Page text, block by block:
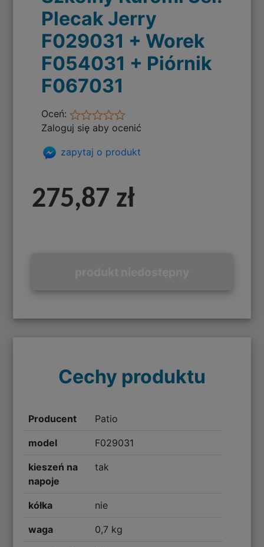
Plecak Jerry
F029031 + Worek
F054031 + Piórnik
F067031
Oceń:
Zaloguj się aby ocenić
zapytaj o produkt
275,87 zł
Cechy produktu
Producent Patio
model F029031
kieszeń na
napoje
tak
kółka nie
waga 0,7 kg